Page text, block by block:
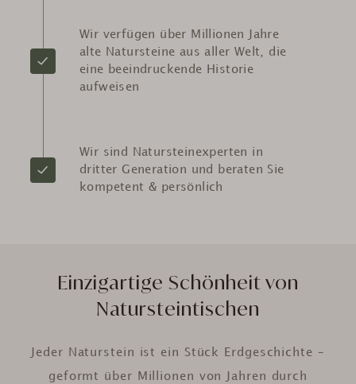
Wir verfügen über Millionen Jahre
alte Natursteine aus aller Welt, die
eine beeindruckende Historie
aufweisen
Wir sind Natursteinexperten in
dritter Generation und beraten Sie
kompetent & persönlich
Einzigartige Schönheit von
Natursteintischen
Jeder Naturstein ist ein Stück Erdgeschichte –
geformt über Millionen von Jahren durch